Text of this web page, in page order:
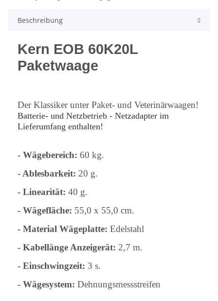
Beschreibung
Kern EOB 60K20L
Paketwaage
Der Klassiker unter Paket- und Veterinärwaagen!
Batterie- und Netzbetrieb - Netzadapter im
Lieferumfang enthalten!
- Wägebereich: 60 kg.
- Ablesbarkeit: 20 g.
- Linearität: 40 g.
- Wägefläche: 55,0 x 55,0 cm.
- Material Wägeplatte: Edelstahl
- Kabellänge Anzeigerät: 2,7 m.
- Einschwingzeit: 3 s.
- Wägesystem: Dehnungsmessstreifen